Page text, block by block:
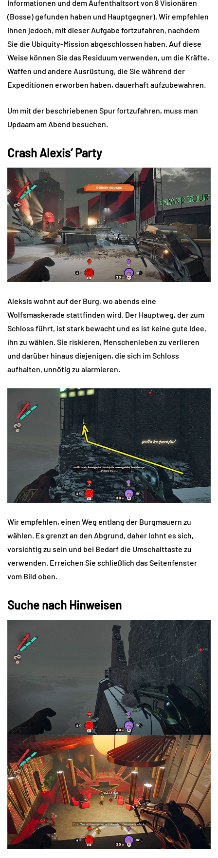
Informationen und dem Aufenthaltsort von 8 Visionären
(Bosse) gefunden haben und Hauptgegner). Wir empfehlen
Ihnen jedoch, mit dieser Aufgabe fortzufahren, nachdem
Sie die Ubiquity-Mission abgeschlossen haben. Auf diese
Weise können Sie das Residuum verwenden, um die Kräfte,
Waffen und andere Ausrüstung, die Sie während der
Expeditionen erworben haben, dauerhaft aufzubewahren.
Um mit der beschriebenen Spur fortzufahren, muss man
Updaam am Abend besuchen.
Crash Alexis‘ Party
Aleksis wohnt auf der Burg, wo abends eine
Wolfsmaskerade stattfinden wird. Der Hauptweg, der zum
Schloss führt, ist stark bewacht und es ist keine gute Idee,
ihn zu wählen. Sie riskieren, Menschenleben zu verlieren
und darüber hinaus diejenigen, die sich im Schloss
aufhalten, unnötig zu alarmieren.
Wir empfehlen, einen Weg entlang der Burgmauern zu
wählen. Es grenzt an den Abgrund, daher lohnt es sich,
vorsichtig zu sein und bei Bedarf die Umschalttaste zu
verwenden. Erreichen Sie schließlich das Seitenfenster
vom Bild oben.
Suche nach Hinweisen